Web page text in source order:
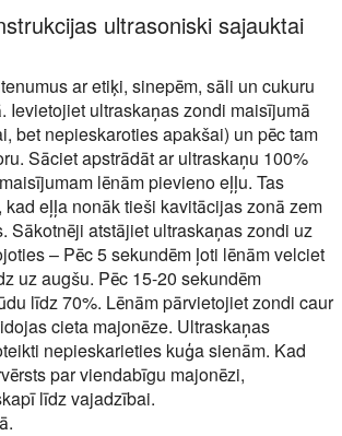
ultrasoniski sajauktai
ar etiķi, sinepēm, sāli un cukuru
Ievietojiet ultraskaņas zondi maisījumā
bet nepieskaroties apakšai) un pēc tam
Sāciet apstrādāt ar ultraskaņu 100%
lēnām pievieno eļļu. Tas
eļļa nonāk tieši kavitācijas zonā zem
Sākotnēji atstājiet ultraskaņas zondi uz
– Pēc 5 sekundēm ļoti lēnām velciet
uz augšu. Pēc 15-20 sekundēm
līdz 70%. Lēnām pārvietojiet zondi caur
cieta majonēze. Ultraskaņas
nepieskarieties kuģa sienām. Kad
par viendabīgu majonēzi,
līdz vajadzībai.